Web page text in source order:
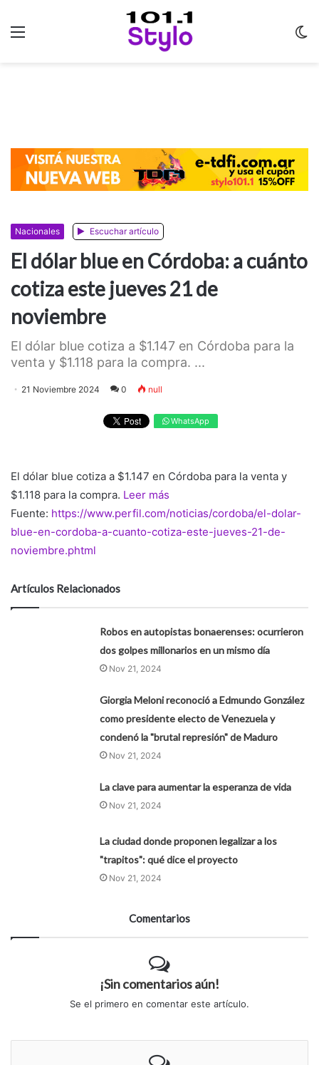
Nacionales Escuchar artículo
El dólar blue en Córdoba: a cuánto
cotiza este jueves 21 de
noviembre
El dólar blue cotiza a $1.147 en Córdoba para la
venta y $1.118 para la compra. ...
21 Noviembre 2024 0 null
WhatsApp
El dólar blue cotiza a $1.147 en Córdoba para la venta y
$1.118 para la compra. Leer más
Fuente: https://www.perfil.com/noticias/cordoba/el-dolar-
blue-en-cordoba-a-cuanto-cotiza-este-jueves-21-de-
noviembre.phtml
Artículos Relacionados
Robos en autopistas bonaerenses: ocurrieron
dos golpes millonarios en un mismo día
Nov 21, 2024
Giorgia Meloni reconoció a Edmundo González
como presidente electo de Venezuela y
condenó la "brutal represión" de Maduro
Nov 21, 2024
La clave para aumentar la esperanza de vida
Nov 21, 2024
La ciudad donde proponen legalizar a los
"trapitos": qué dice el proyecto
Nov 21, 2024
Comentarios
¡Sin comentarios aún!
Se el primero en comentar este artículo.